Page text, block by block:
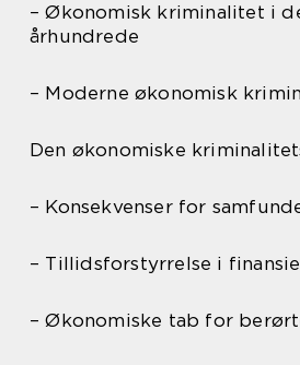
– Økonomisk kriminalitet i
århundrede
– Moderne økonomisk
Den økonomiske
– Konsekvenser for
– Tillidsforstyrrelse i
– Økonomiske tab for